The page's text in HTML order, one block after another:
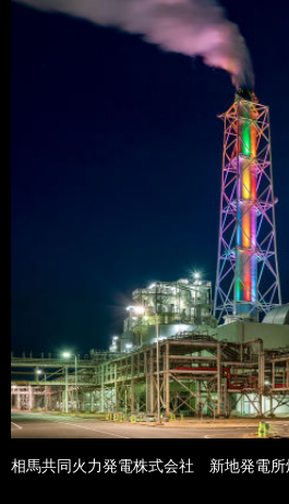
相馬共同火力発電株式会社 新地発電所